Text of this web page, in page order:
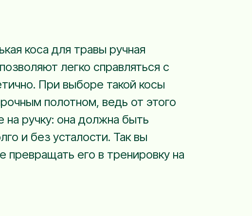
коса для травы ручная
легко справляться с
При выборе такой косы
полотном, ведь от этого
на ручку: она должна быть
и без усталости. Так вы
превращать его в тренировку на